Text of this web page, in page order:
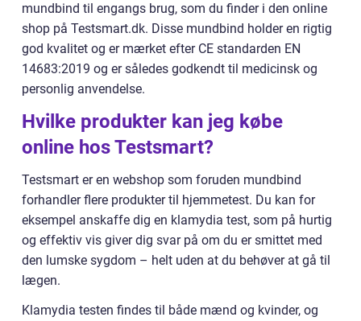
mundbind til engangs brug, som du finder i den online
shop på Testsmart.dk. Disse mundbind holder en rigtig
god kvalitet og er mærket efter CE standarden EN
14683:2019 og er således godkendt til medicinsk og
personlig anvendelse.
Hvilke produkter kan jeg købe
online hos Testsmart?
Testsmart er en webshop som foruden mundbind
forhandler flere produkter til hjemmetest. Du kan for
eksempel anskaffe dig en klamydia test, som på hurtig
og effektiv vis giver dig svar på om du er smittet med
den lumske sygdom – helt uden at du behøver at gå til
lægen.
Klamydia testen findes til både mænd og kvinder, og